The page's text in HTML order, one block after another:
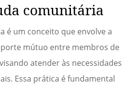
comunitária
é um conceito que envolve a
mútuo entre membros de
atender às necessidades
Essa prática é fundamental